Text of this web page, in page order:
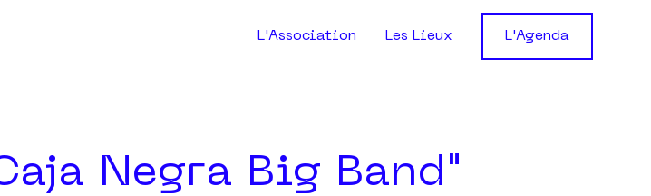
L'Association Les Lieux L'Agenda
Negra Big Band"